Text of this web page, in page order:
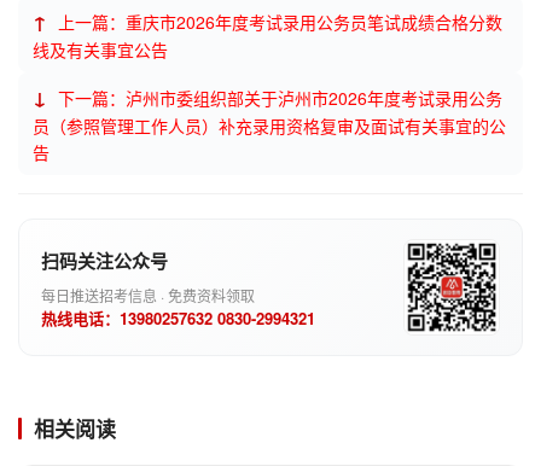
↑
上一篇：重庆市2026年度考试录用公务员笔试成绩合格分数
线及有关事宜公告
↓ 下一篇：泸州市委组织部关于泸州市2026年度考试录用公务
员（参照管理工作人员）补充录用资格复审及面试有关事宜的公
告
扫码关注公众号
每日推送招考信息 · 免费资料领取
热线电话：13980257632 0830-2994321
相关阅读